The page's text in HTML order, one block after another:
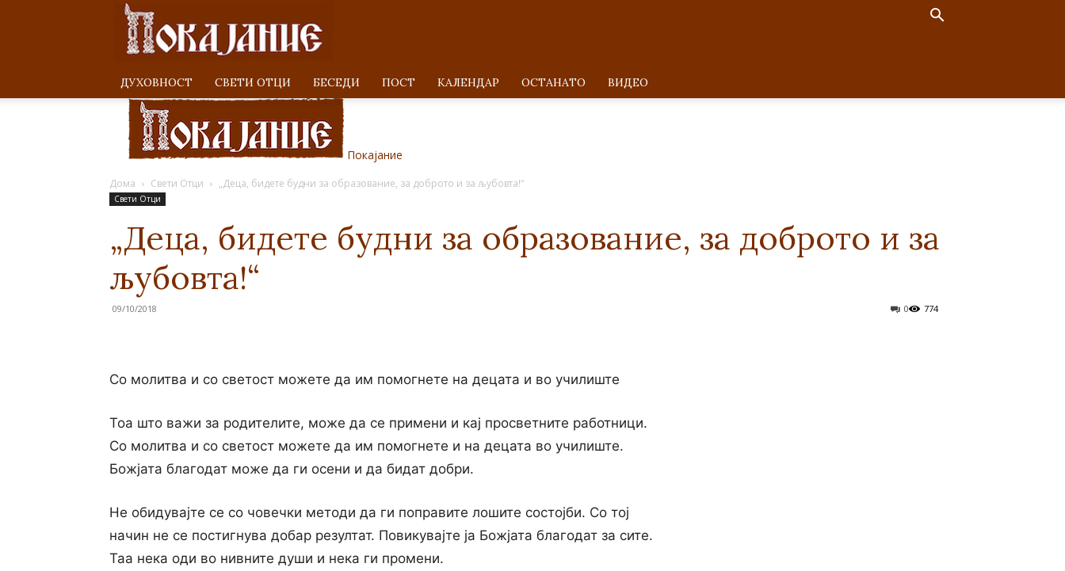
ДУХОВНОСТ СВЕТИ ОТЦИ БЕСЕДИ ПОСТ KАЛЕНДАР ОСТАНАТО ВИДЕО
Покајание
Дома Свети Отци „Деца, бидете будни за образование, за доброто и за љубовта!“
Свети Отци
„Деца, бидете будни за образование, за доброто и за
љубовта!“
09/10/2018 774
0
Co молитва и co светост можете да им помогнете на децата и во училиште
Тоа што важи за родителите, може да се примени и кај просветните работници.
Co молитва и co светост можете да им помогнете и на децата во училиште.
Божјата благодат може да ги осени и да бидат добри.
He обидувајте се co човечки методи да ги поправите лошите состојби. Co тој
начин не се постигнува добар резултат. Повикувајте ја Божјата благодат за сите.
Таа нека оди во нивните души и нека ги промени.